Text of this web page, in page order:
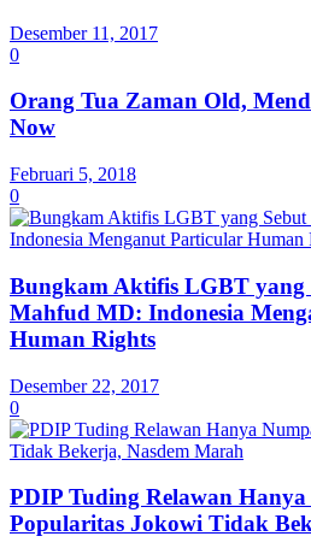
Desember 11, 2017
0
Orang Tua Zaman Old,
Now
Februari 5, 2018
0
Bungkam Aktifis LGBT yang
Mahfud MD: Indonesia
Human Rights
Desember 22, 2017
0
PDIP Tuding Relawan
Popularitas Jokowi Tidak